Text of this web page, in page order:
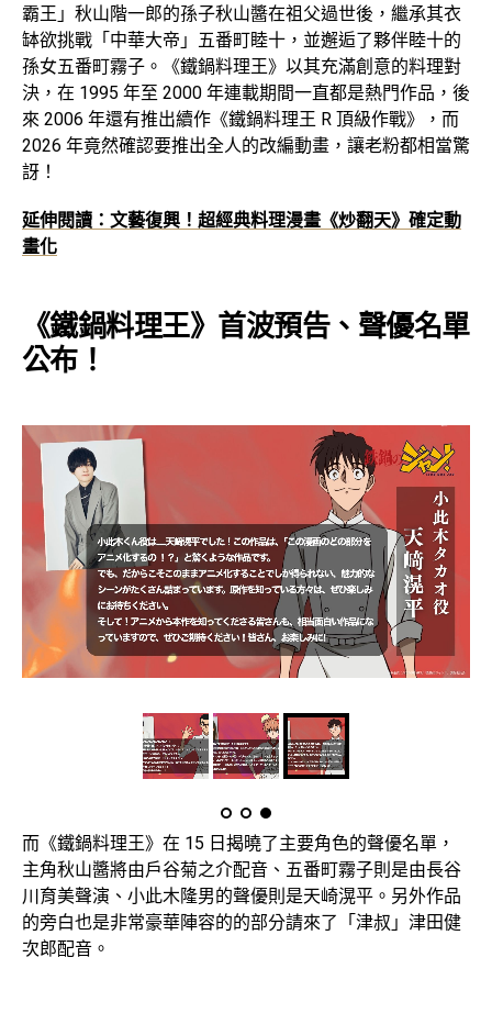
霸王」秋山階一郎的孫子秋山醬在祖父過世後，繼承其衣
缽欲挑戰「中華大帝」五番町睦十，並邂逅了夥伴睦十的
孫女五番町霧子。《鐵鍋料理王》以其充滿創意的料理對
決，在 1995 年至 2000 年連載期間一直都是熱門作品，後
來 2006 年還有推出續作《鐵鍋料理王 R 頂級作戰》，而
2026 年竟然確認要推出全人的改編動畫，讓老粉都相當驚
訝！
延伸閱讀：文藝復興！超經典料理漫畫《炒翻天》確定動
畫化
《鐵鍋料理王》首波預告、聲優名單
公布！
而《鐵鍋料理王》在 15 日揭曉了主要角色的聲優名單，
主角秋山醬將由戶谷菊之介配音、五番町霧子則是由長谷
川育美聲演、小此木隆男的聲優則是天崎滉平。另外作品
的旁白也是非常豪華陣容的的部分請來了「津叔」津田健
次郎配音。